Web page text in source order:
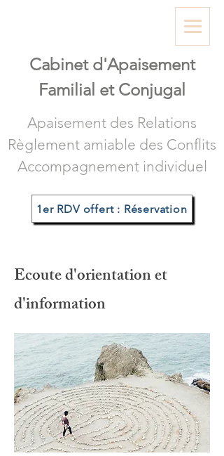
Cabinet d'Apaisement
Familial et Conjugal
Apaisement des Relations
Règlement amiable des Conflits
Accompagnement individuel
1er RDV offert : Réservation
Ecoute d'orientation et
d'information